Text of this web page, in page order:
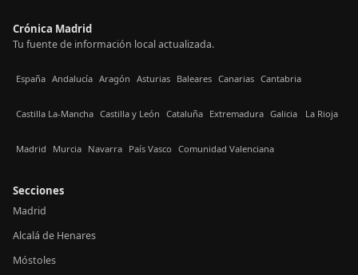
Crónica Madrid
Tu fuente de información local actualizada.
España Andalucía Aragón Asturias Baleares Canarias Cantabria
Castilla La-Mancha Castilla y León Cataluña Extremadura Galicia La Rioja
Madrid Murcia Navarra País Vasco Comunidad Valenciana
Secciones
Madrid
Alcalá de Henares
Móstoles